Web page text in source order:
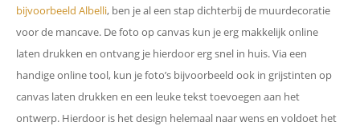
bijvoorbeeld Albelli, ben je al een stap dichterbij de muurdecoratie
voor de mancave. De foto op canvas kun je erg makkelijk online
laten drukken en ontvang je hierdoor erg snel in huis. Via een
handige online tool, kun je foto’s bijvoorbeeld ook in grijstinten op
canvas laten drukken en een leuke tekst toevoegen aan het
ontwerp. Hierdoor is het design helemaal naar wens en voldoet het